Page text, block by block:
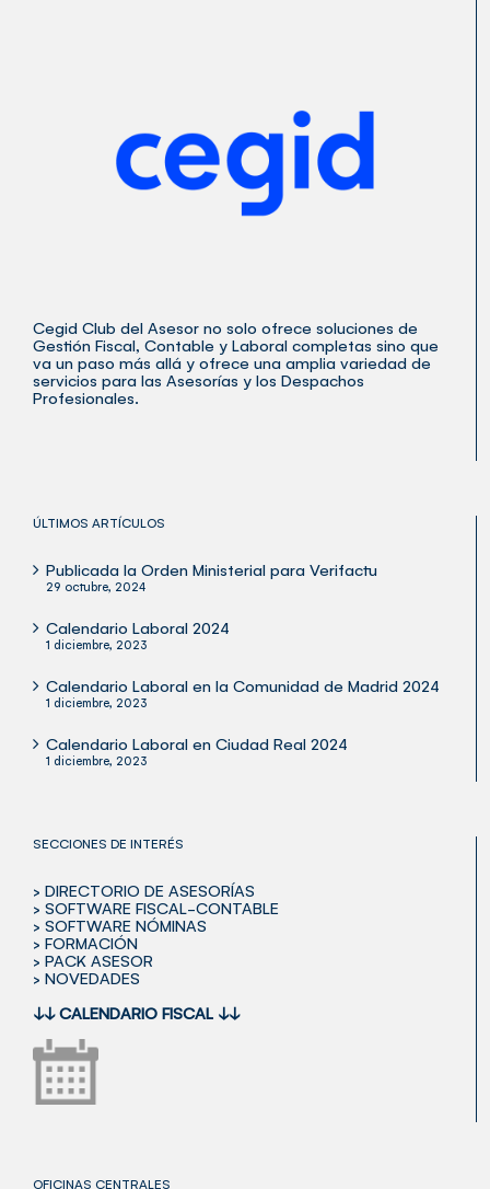
Cegid Club del Asesor no solo ofrece soluciones de
Gestión Fiscal, Contable y Laboral completas sino que
va un paso más allá y ofrece una amplia variedad de
servicios para las Asesorías y los Despachos
Profesionales.
ÚLTIMOS ARTÍCULOS
Publicada la Orden Ministerial para Verifactu
29 octubre, 2024
Calendario Laboral 2024
1 diciembre, 2023
Calendario Laboral en la Comunidad de Madrid 2024
1 diciembre, 2023
Calendario Laboral en Ciudad Real 2024
1 diciembre, 2023
SECCIONES DE INTERÉS
> DIRECTORIO DE ASESORÍAS
> SOFTWARE FISCAL-CONTABLE
> SOFTWARE NÓMINAS
> FORMACIÓN
> PACK ASESOR
> NOVEDADES
↓↓ CALENDARIO FISCAL ↓↓
OFICINAS CENTRALES